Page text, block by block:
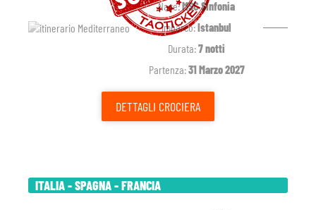
Nave:MSC Sinfonia
Imbarco:Istanbul
Durata:7 notti
Partenza:31 Marzo 2027
DETTAGLI CROCIERA
ITALIA - SPAGNA - FRANCIA